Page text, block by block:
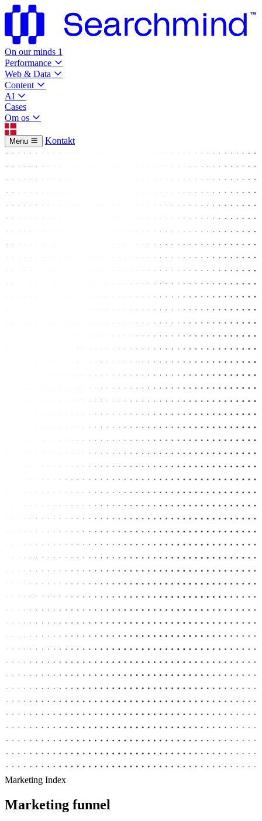
On our minds 1
Performance
Web & Data
Content
AI
Cases
Om os
Menu Kontakt
Marketing Index